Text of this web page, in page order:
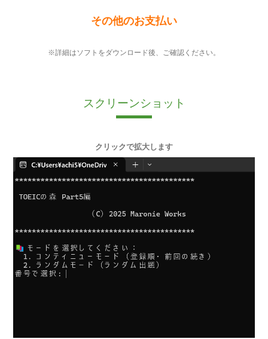
その他のお支払い
※詳細はソフトをダウンロード後、ご確認ください。
スクリーンショット
クリックで拡大します